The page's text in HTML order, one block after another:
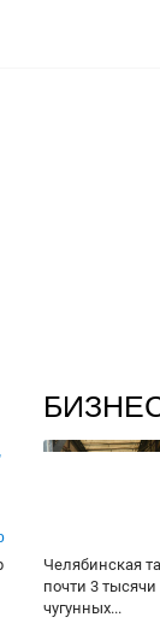
Челябинская
почти 3
чугунных...